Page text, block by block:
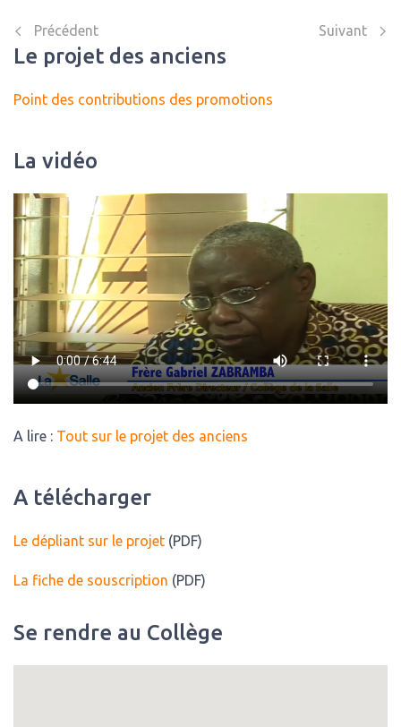
Article précédent : Prière pour Jubilé des 75 ans
Précédent Article
Suivant
Le projet des anciens
Point des contributions des promotions
La vidéo
A lire : Tout sur le projet des anciens
A télécharger
Le dépliant sur le projet (PDF)
La fiche de souscription (PDF)
Se rendre au Collège